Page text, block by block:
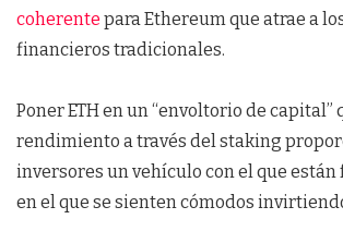
coherente para Ethereum que atrae a
financieros tradicionales.
Poner ETH en un “envoltorio de capital”
rendimiento a través del staking
inversores un vehículo con el que
en el que se sienten cómodos